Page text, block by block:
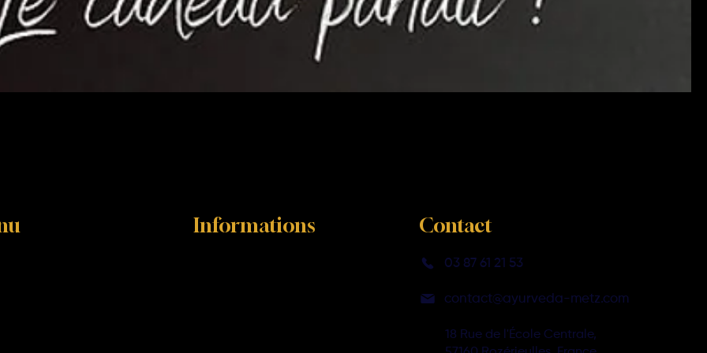
Informations Contact
03 87 61 21 53
contact@ayurveda-metz.com
18 Rue de l'École Centrale,